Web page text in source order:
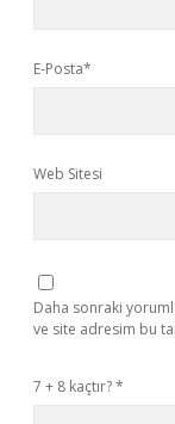
E-Posta*
Web Sitesi
Daha sonraki
ve site adresim bu
7 + 8 kaçtır?*